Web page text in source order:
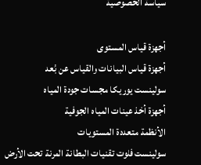
أجهزة قياس المستوى
أجهزة قياس البيانات والقياس عن بُعد
سولينست يوريكا مجسات جودة المياه
أجهزة أخذ عينات المياه الجوفية
الأنظمة متعددة المستويات
سولينست فلوت تقنيات البطانة المرنة تحت الأرض